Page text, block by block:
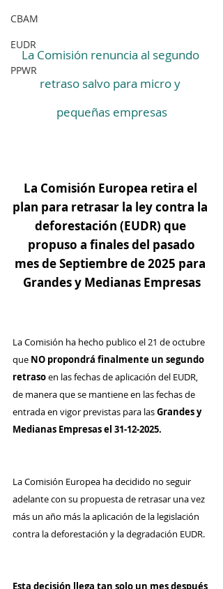
CBAM
EUDR
PPWR
La Comisión renuncia al segundo
retraso salvo para micro y
pequeñas empresas
La Comisión Europea retira el
plan para retrasar la ley contra la
deforestación (EUDR) que
propuso a finales del pasado
mes de Septiembre de 2025 para
Grandes y Medianas Empresas
La Comisión ha hecho publico el 21 de octubre
que NO propondrá finalmente un segundo
retraso en las fechas de aplicación del EUDR,
de manera que se mantiene en las fechas de
entrada en vigor previstas para las Grandes y
Medianas Empresas el 31-12-2025.
La Comisión Europea ha decidido no seguir
adelante con su propuesta de retrasar una vez
más un año más la aplicación de la legislación
contra la deforestación y la degradación EUDR.
Esta decisión llega tan solo un mes después